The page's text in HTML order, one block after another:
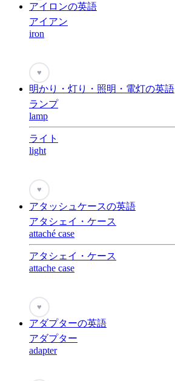
アイロンの英語
アイアン
iron
♥
明かり・灯り・照明・電灯の英語
ランプ
lamp
ライト
light
♥
アタッシュケースの英語
アタシェイ・ケース
attaché case
アタシェイ・ケース
attache case
♥
アダプターの英語
アダプター
adapter